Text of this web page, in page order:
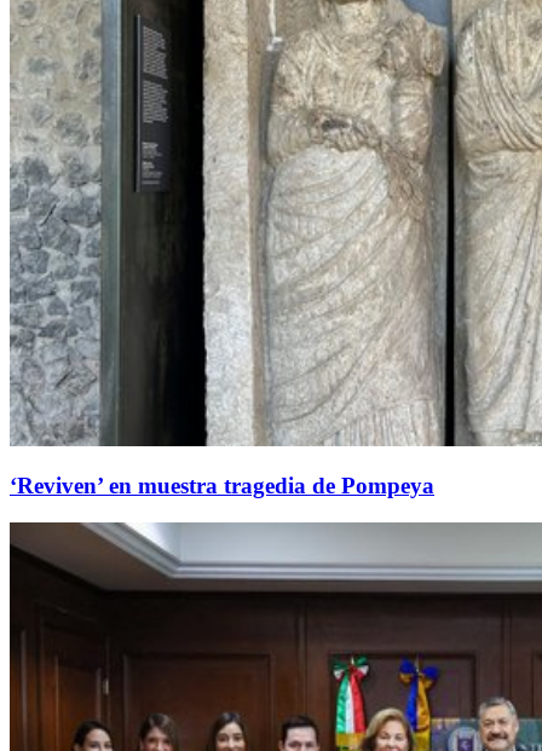
‘Reviven’ en muestra tragedia de Pompeya